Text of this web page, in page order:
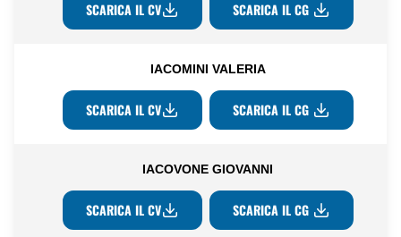
SCARICA IL CV SCARICA IL CG
IACOMINI VALERIA
SCARICA IL CV SCARICA IL CG
IACOVONE GIOVANNI
SCARICA IL CV SCARICA IL CG